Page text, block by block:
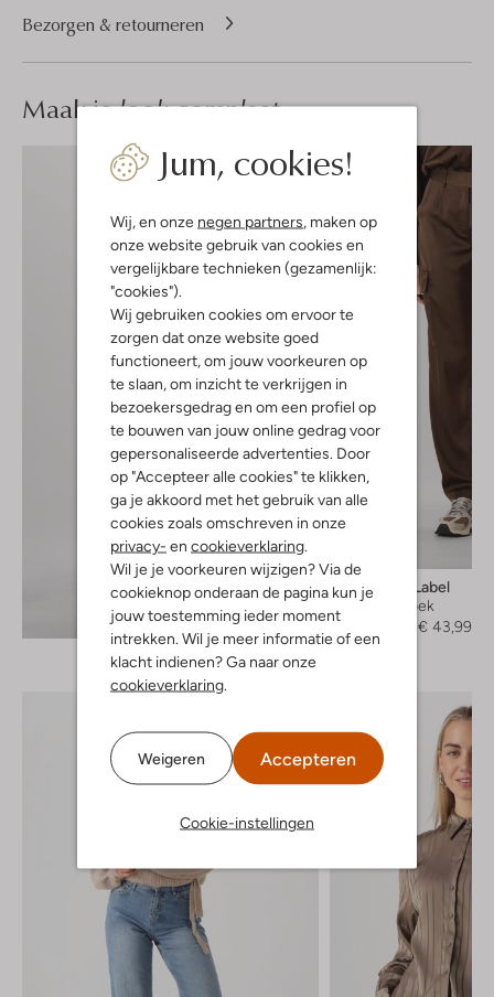
Jum, cookies!
Wij, en onze negen partners, maken op
onze website gebruik van cookies en
vergelijkbare technieken (gezamenlijk:
"cookies").
Wij gebruiken cookies om ervoor te
zorgen dat onze website goed
functioneert, om jouw voorkeuren op
te slaan, om inzicht te verkrijgen in
bezoekersgedrag en om een profiel op
te bouwen van jouw online gedrag voor
gepersonaliseerde advertenties. Door
op "Accepteer alle cookies" te klikken,
ga je akkoord met het gebruik van alle
cookies zoals omschreven in onze
privacy- en cookieverklaring.
Wil je je voorkeuren wijzigen? Via de
cookieknop onderaan de pagina kun je
jouw toestemming ieder moment
intrekken. Wil je meer informatie of een
klacht indienen? Ga naar onze
cookieverklaring.
Weigeren Accepteren
Cookie-instellingen
Bezorgen & retourneren
Maak jelook compleet
Ontdek de look
Another Label
Cargobroek
€ 43,99